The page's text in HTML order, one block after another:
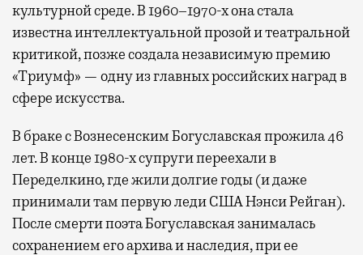
культурной среде. В 1960–1970-х она стала
известна интеллектуальной прозой и театральной
критикой, позже создала независимую премию
«Триумф» — одну из главных российских наград в
сфере искусства.
В браке с Вознесенским Богуславская прожила 46
лет. В конце 1980-х супруги переехали в
Переделкино, где жили долгие годы (и даже
принимали там первую леди США Нэнси Рейган).
После смерти поэта Богуславская занималась
сохранением его архива и наследия, при ее